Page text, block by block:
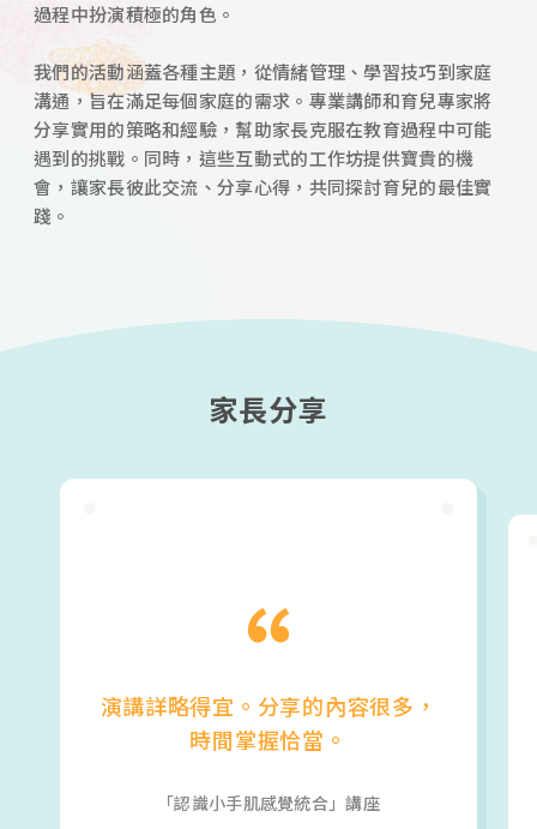
過程中扮演積極的角色。
我們的活動涵蓋各種主題，從情緒管理、學習技巧到家庭
溝通，旨在滿足每個家庭的需求。專業講師和育兒專家將
分享實用的策略和經驗，幫助家長克服在教育過程中可能
遇到的挑戰。同時，這些互動式的工作坊提供寶貴的機
會，讓家長彼此交流、分享心得，共同探討育兒的最佳實
踐。
家長分享
演講詳略得宜。分享的內容很多，
時間掌握恰當。
「認識小手肌感覺統合」講座